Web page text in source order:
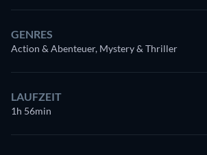
GENRES
Action & Abenteuer, Mystery & Thriller
LAUFZEIT
1h 56min